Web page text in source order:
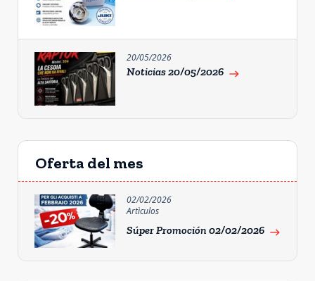
20/05/2026
Noticias 20/05/2026 east
Oferta del mes
02/02/2026
Artìculos
Súper Promoción 02/02/2026 east